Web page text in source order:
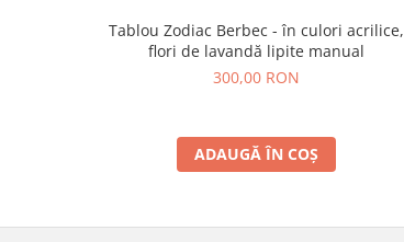
Tablou Zodiac Berbec - în culori acrilice,
flori de lavandă lipite manual
300,00 RON
ADAUGĂ ÎN COȘ